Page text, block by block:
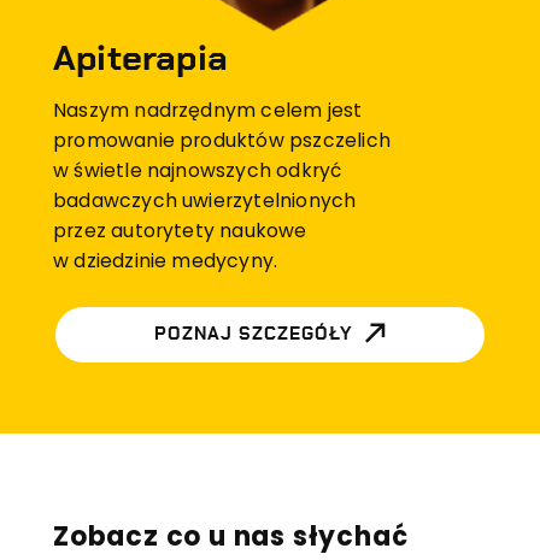
Apiterapia
Naszym nadrzędnym celem jest
promowanie produktów pszczelich
w świetle najnowszych odkryć
badawczych uwierzytelnionych
przez autorytety naukowe
w dziedzinie medycyny.
POZNAJ SZCZEGÓŁY
Zobacz co u nas słychać